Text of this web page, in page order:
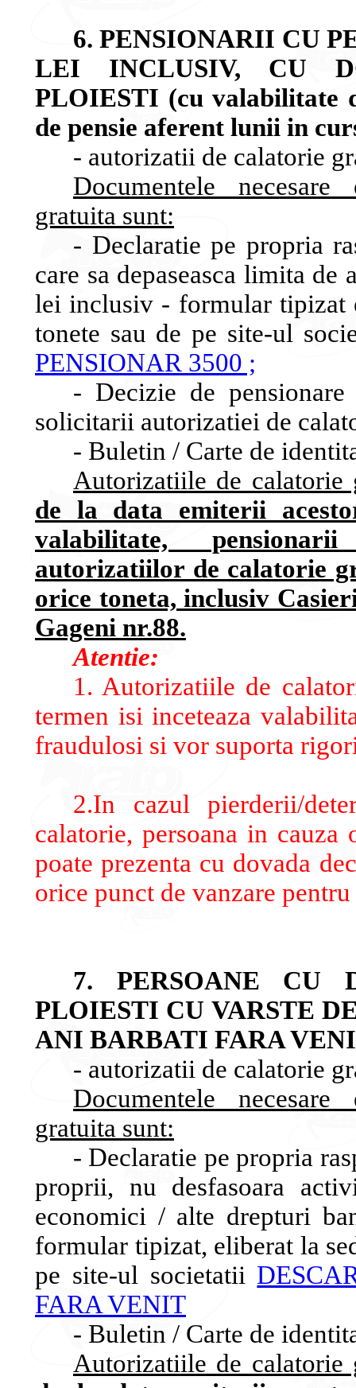
6. PENSIONARII CU
LEI INCLUSIV, CU
PLOIESTI (cu valabilitate
de pensie aferent lunii in
- autorizatii de calatorie
Documentele
gratuita sunt:
- Declaratie pe propria
care sa depaseasca limita
lei inclusiv - formular tipizat
tonete sau de pe site-ul
PENSIONAR 3500 ;
- Decizie de
solicitarii autorizatiei de
- Buletin / Carte de
Autorizatiile de
de la data emiterii
valabilitate,
autorizatiilor de calatorie
orice toneta, inclusiv
Gageni nr.88.
Atentie:
1. Autorizatiile de
termen isi inceteaza
fraudulosi si vor suporta
2.In cazul pierderii/
calatorie, persoana in
poate prezenta cu dovada
orice punct de vanzare
7. PERSOANE CU
PLOIESTI CU VARSTE
ANI BARBATI FARA
- autorizatii de calatorie
Documentele
gratuita sunt:
- Declaratie pe propria
proprii, nu desfasoara
economici / alte drepturi
formular tipizat, eliberat la
pe site-ul societatii
FARA VENIT
- Buletin / Carte de
Autorizatiile de